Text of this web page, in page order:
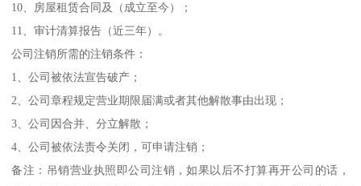
10、房屋租赁合同及（成立至今）；
11、审计清算报告（近三年）。
公司注销所需的注销条件：
1、公司被依法宣告破产；
2、公司章程规定营业期限届满或者其他解散事由出现；
3、公司因合并、分立解散；
4、公司被依法责令关闭，可申请注销；
备注：吊销营业执照即公司注销，如果以后不打算再开公司的话，